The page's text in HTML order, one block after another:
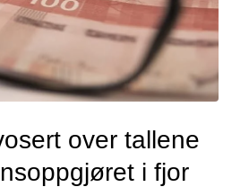
over tallene
i fjor